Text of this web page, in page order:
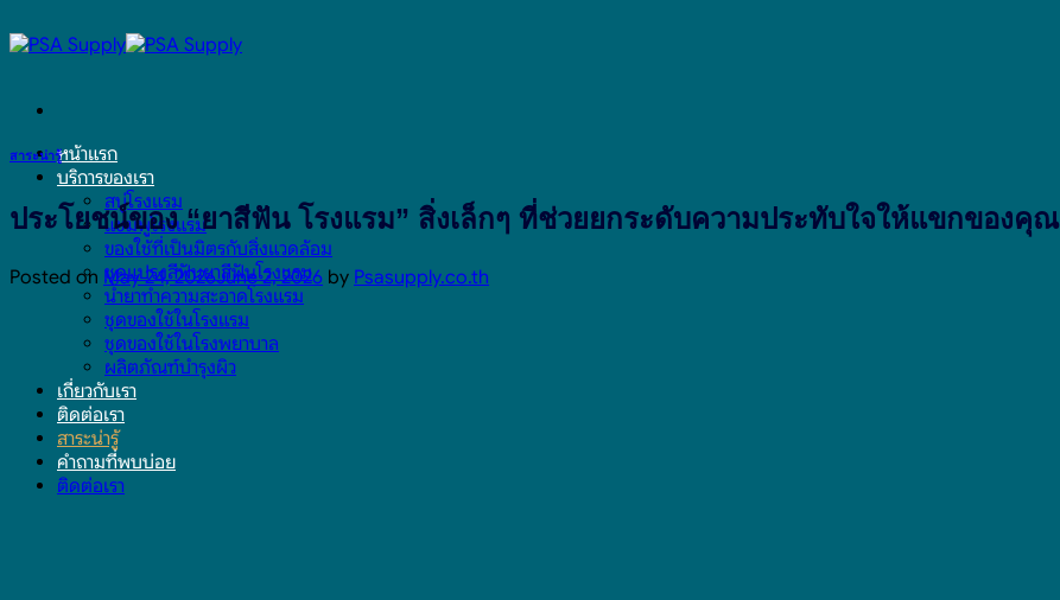
to
หน้าแรก
บริการของเรา
สบู่โรงแรม
แชมพูโรงแรม
ของใช้ที่เป็นมิตรกับสิ่งแวดล้อม
ชุดแปรงสีฟันยาสีฟันโรงแรม
น้ำยาทำความสะอาดโรงแรม
ชุดของใช้ในโรงแรม
ชุดของใช้ในโรงพยาบาล
ผลิตภัณฑ์บำรุงผิว
เกี่ยวกับเรา
ติดต่อเรา
สาระน่ารู้
คำถามที่พบบ่อย
ติดต่อเรา
สาระน่ารู้
ประโยชน์ของ “ยาสีฟัน โรงแรม” สิ่งเล็กๆ ที่ช่วยยกระดับความประทับใจให้แขกของคุณ
Posted on May 24, 2026June 2, 2026 by Psasupply.co.th